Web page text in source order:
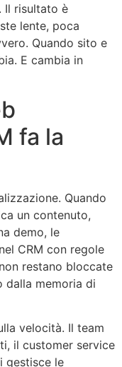
. Il risultato è
lente, poca
Quando sito e
E cambia in
fa la
Quando
un contenuto,
demo, le
CRM con regole
restano bloccate
dalla memoria di
velocità. Il team
il customer service
gestisce le